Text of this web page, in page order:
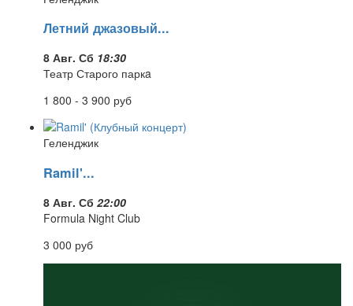
Летний джазовый...
8 Авг. Сб 18:30
Театр Старого паркa
1 800 - 3 900 руб
Геленджик
Ramil'...
8 Авг. Сб 22:00
Formula Night Club
3 000 руб